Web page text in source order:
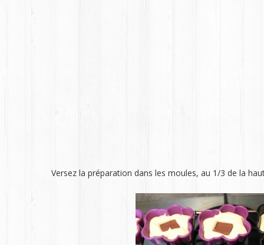
Versez la préparation dans les moules, au 1/3 de la